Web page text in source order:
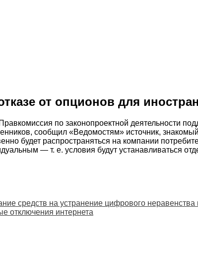
от опционов для
по законопроектной деятельности
сообщил «Ведомостям» источник,
будет распространяться на компании
— т. е. условия будут устанавливаться
средств на устранение цифрового
отключения интернета